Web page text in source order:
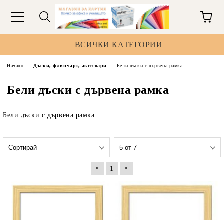
ВСИЧКИ КАТЕГОРИИ
Начало Дъски, флипчарт, аксесоари Бели дъски с дървена рамка
Бели дъски с дървена рамка
Бели дъски с дървена рамка
« 1 »